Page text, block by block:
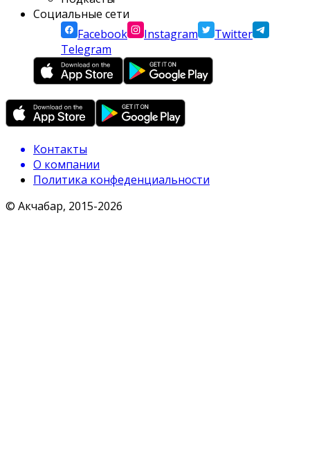
Социальные сети
Facebook
Instagram
Twitter
Telegram
Контакты
О компании
Политика конфеденциальности
© Акчабар, 2015-2026